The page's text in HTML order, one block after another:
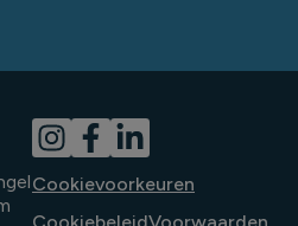
Cookievoorkeuren